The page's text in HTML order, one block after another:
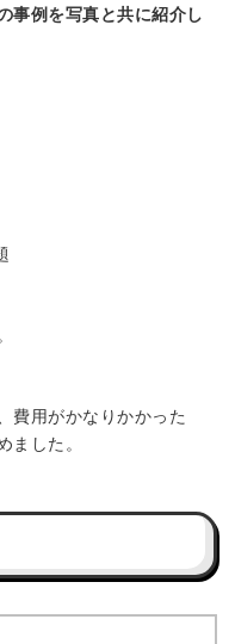
事例を写真と共に紹介し
費用がかなりかかった
ました。